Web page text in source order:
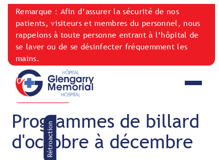
Remarque : Afin d’assurer la sécurité de nos
patients, visiteurs et membres du personnel, nous
rappelons à toute personne entrant à l’hôpital de
se laver ou de se désinfecter fréquemment les
mains.
Rétroaction
NOUVELLES October 15, 2019
Programmes de billard
d'octobre à décembre